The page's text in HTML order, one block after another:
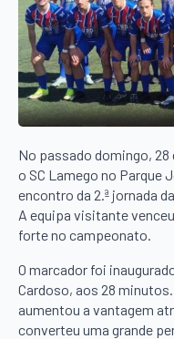
No passado domingo, 28
o SC Lamego no Parque
encontro da 2.ª jornada
A equipa visitante
forte no campeonato.
O marcador foi
Cardoso, aos 28
aumentou a vantagem
converteu uma grande